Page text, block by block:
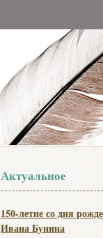
Актуальное
150-летие со дня
Ивана Бунина